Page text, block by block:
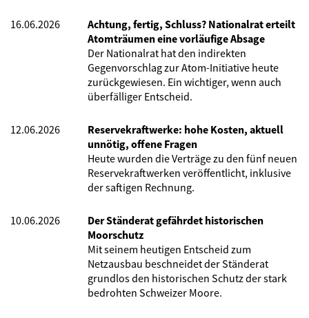
16.06.2026
Achtung, fertig, Schluss? Nationalrat erteilt
Atomträumen eine vorläufige Absage
Der Nationalrat hat den indirekten
Gegenvorschlag zur Atom-Initiative heute
zurückgewiesen. Ein wichtiger, wenn auch
überfälliger Entscheid.
12.06.2026
Reservekraftwerke: hohe Kosten, aktuell
unnötig, offene Fragen
Heute wurden die Verträge zu den fünf neuen
Reservekraftwerken veröffentlicht, inklusive
der saftigen Rechnung.
10.06.2026
Der Ständerat gefährdet historischen
Moorschutz
Mit seinem heutigen Entscheid zum
Netzausbau beschneidet der Ständerat
grundlos den historischen Schutz der stark
bedrohten Schweizer Moore.